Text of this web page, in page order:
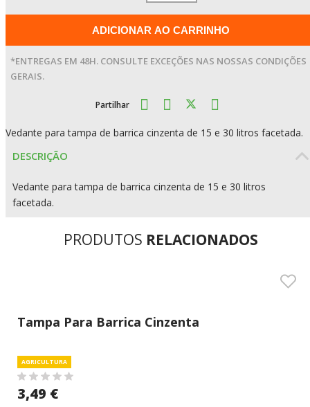
ADICIONAR AO CARRINHO
*ENTREGAS EM 48H. CONSULTE EXCEÇÕES NAS NOSSAS CONDIÇÕES
GERAIS.
Partilhar
Vedante para tampa de barrica cinzenta de 15 e 30 litros facetada.
DESCRIÇÃO
Vedante para tampa de barrica cinzenta de 15 e 30 litros
facetada.
PRODUTOS RELACIONADOS
Tampa Para Barrica Cinzenta
AGRICULTURA
3,49 €